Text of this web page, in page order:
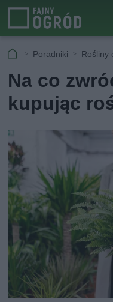
Poradniki Rośliny
Na co
kupując